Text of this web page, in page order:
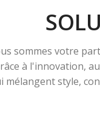
sommes votre
à l'innovation,
mélangent style,